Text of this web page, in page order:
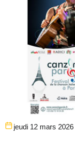
jeudi 12 mars 2026